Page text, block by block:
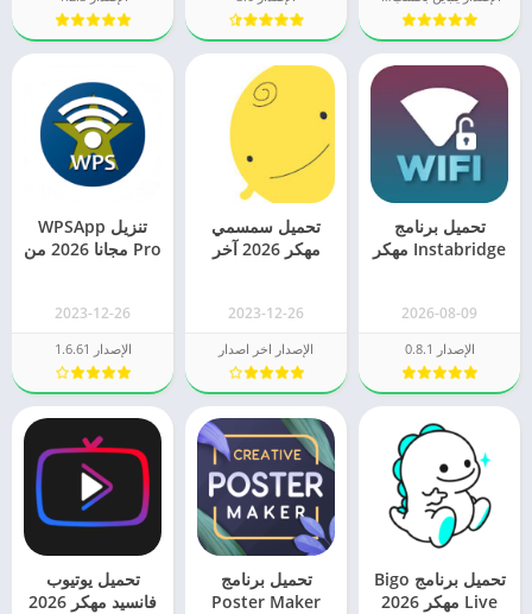
تحميل برنامج
Instabridge مهكر
2026-08-09
الإصدار 0.8.1
تحميل سمسمي
مهكر 2026 آخر
2023-12-26
الإصدار اخر اصدار
تنزيل WPSApp
Pro مجانا 2026 من
2023-12-26
الإصدار 1.6.61
تحميل برنامج Bigo
Live مهكر 2026
تحميل برنامج
Poster Maker
تحميل يوتيوب
فانسيد مهكر 2026